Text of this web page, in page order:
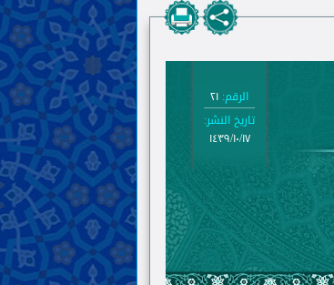
الرقم: ٢١
تاريخ النشر:
١٤٣٩/١٠/١٧